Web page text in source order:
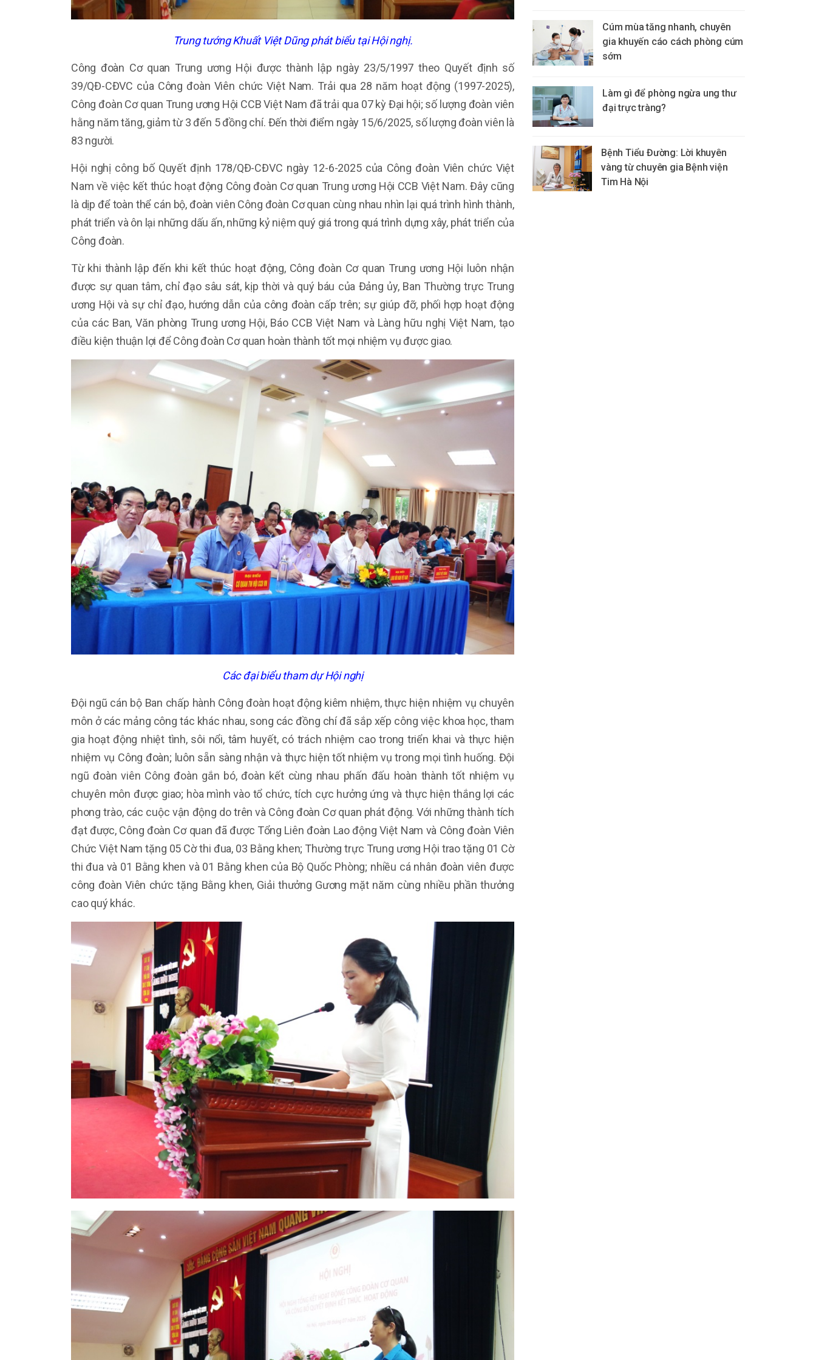
Trung tướng Khuất Việt Dũng phát biểu tại Hội nghị.
Công đoàn Cơ quan Trung ương Hội được thành lập ngày 23/5/1997 theo Quyết định số
39/QĐ-CĐVC của Công đoàn Viên chức Việt Nam. Trải qua 28 năm hoạt động (1997-2025),
Công đoàn Cơ quan Trung ương Hội CCB Việt Nam đã trải qua 07 kỳ Đại hội; số lượng đoàn viên
hằng năm tăng, giảm từ 3 đến 5 đồng chí. Đến thời điểm ngày 15/6/2025, số lượng đoàn viên là
83 người.
Hội nghị công bố Quyết định 178/QĐ-CĐVC ngày 12-6-2025 của Công đoàn Viên chức Việt
Nam về việc kết thúc hoạt động Công đoàn Cơ quan Trung ương Hội CCB Việt Nam. Đây cũng
là dịp để toàn thể cán bộ, đoàn viên Công đoàn Cơ quan cùng nhau nhìn lại quá trình hình thành,
phát triển và ôn lại những dấu ấn, những kỷ niệm quý giá trong quá trình dựng xây, phát triển của
Công đoàn.
Từ khi thành lập đến khi kết thúc hoạt động, Công đoàn Cơ quan Trung ương Hội luôn nhận
được sự quan tâm, chỉ đạo sâu sát, kịp thời và quý báu của Đảng ủy, Ban Thường trực Trung
ương Hội và sự chỉ đạo, hướng dẫn của công đoàn cấp trên; sự giúp đỡ, phối hợp hoạt động
của các Ban, Văn phòng Trung ương Hội, Báo CCB Việt Nam và Làng hữu nghị Việt Nam, tạo
điều kiện thuận lợi để Công đoàn Cơ quan hoàn thành tốt mọi nhiệm vụ được giao.
Các đại biểu tham dự Hội nghị
Đội ngũ cán bộ Ban chấp hành Công đoàn hoạt động kiêm nhiệm, thực hiện nhiệm vụ chuyên
môn ở các mảng công tác khác nhau, song các đồng chí đã sắp xếp công việc khoa học, tham
gia hoạt động nhiệt tình, sôi nổi, tâm huyết, có trách nhiệm cao trong triển khai và thực hiện
nhiệm vụ Công đoàn; luôn sẵn sàng nhận và thực hiện tốt nhiệm vụ trong mọi tình huống. Đội
ngũ đoàn viên Công đoàn gắn bó, đoàn kết cùng nhau phấn đấu hoàn thành tốt nhiệm vụ
chuyên môn được giao; hòa mình vào tổ chức, tích cực hưởng ứng và thực hiện thắng lợi các
phong trào, các cuộc vận động do trên và Công đoàn Cơ quan phát động. Với những thành tích
đạt được, Công đoàn Cơ quan đã được Tổng Liên đoàn Lao động Việt Nam và Công đoàn Viên
Chức Việt Nam tặng 05 Cờ thi đua, 03 Bằng khen; Thường trực Trung ương Hội trao tặng 01 Cờ
thi đua và 01 Bằng khen và 01 Bằng khen của Bộ Quốc Phòng; nhiều cá nhân đoàn viên được
công đoàn Viên chức tặng Bằng khen, Giải thưởng Gương mặt năm cùng nhiều phần thưởng
cao quý khác.
Cúm mùa tăng nhanh, chuyên
gia khuyến cáo cách phòng cúm
sớm
Làm gì để phòng ngừa ung thư
đại trực tràng?
Bệnh Tiểu Đường: Lời khuyên
vàng từ chuyên gia Bệnh viện
Tim Hà Nội